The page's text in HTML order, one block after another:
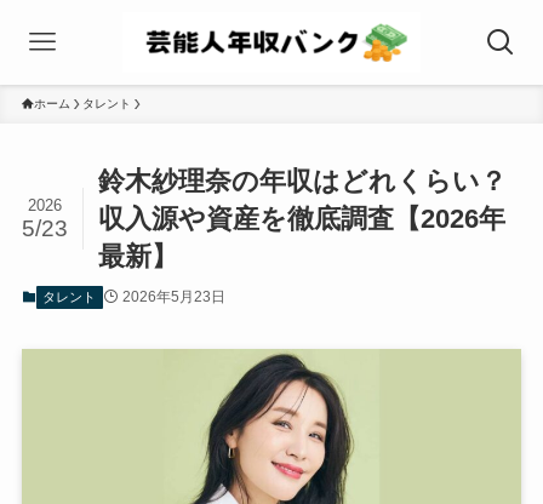
ホーム タレント
鈴木紗理奈の年収はどれくらい？
収入源や資産を徹底調査【2026年
最新】
2026
5/23
タレント 2026年5月23日